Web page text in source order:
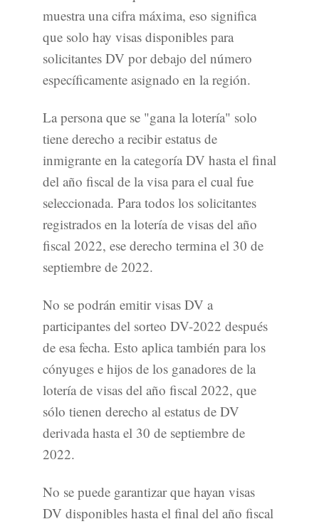
muestra una cifra máxima, eso significa
que solo hay visas disponibles para
solicitantes DV por debajo del número
específicamente asignado en la región.
La persona que se "gana la lotería" solo
tiene derecho a recibir estatus de
inmigrante en la categoría DV hasta el final
del año fiscal de la visa para el cual fue
seleccionada. Para todos los solicitantes
registrados en la lotería de visas del año
fiscal 2022, ese derecho termina el 30 de
septiembre de 2022.
No se podrán emitir visas DV a
participantes del sorteo DV-2022 después
de esa fecha. Esto aplica también para los
cónyuges e hijos de los ganadores de la
lotería de visas del año fiscal 2022, que
sólo tienen derecho al estatus de DV
derivada hasta el 30 de septiembre de
2022.
No se puede garantizar que hayan visas
DV disponibles hasta el final del año fiscal